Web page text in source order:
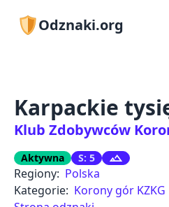
Odznaki.org
Karpackie
Klub Zdobywców
Aktywna S: 5
Regiony: Polska
Kategorie: Korony gór KZKG